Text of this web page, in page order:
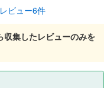
ビュー6件
収集したレビューのみを